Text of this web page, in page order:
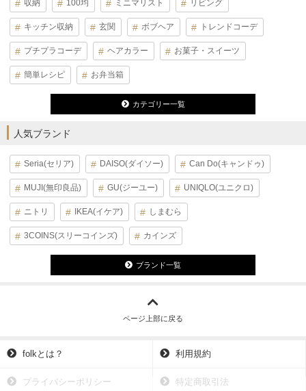
収納 100均 ミニマリスト リビング
キッチン収納 玄関 ボブヘア トレンドコーデ
プチプラコーデ ヘアカラー お菓子・スイーツ
簡単レシピ お弁当箱
カテゴリー一覧
人気ブランド
Seria(セリア) DAISO(ダイソー) Can Do(キャンドゥ)
MUJI(無印良品) GU(ジーユー) UNIQLO(ユニクロ)
ニトリ IKEA(イケア) しまむら
3COINS(スリーコインズ) カインズ
ブランド一覧
ページ上部に戻る
folkとは？ 利用規約
プライバシーポリシー 特定商取引法